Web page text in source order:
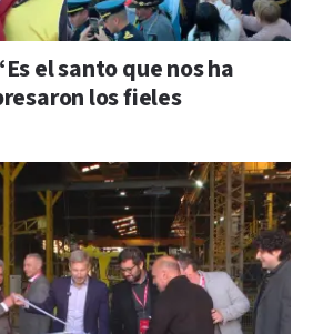
el santo que nos ha
los fieles